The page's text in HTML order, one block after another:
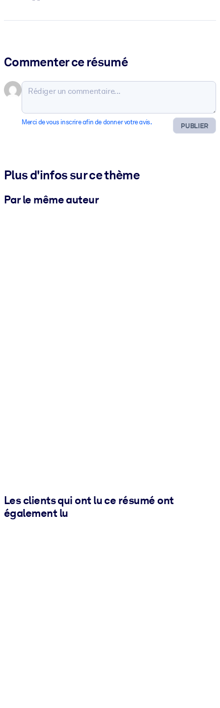
Commenter ce résumé
PUBLIER
Merci de vous inscrire afin de donner votre avis.
Plus d'infos sur ce thème
Par le même auteur
Les clients qui ont lu ce résumé ont
également lu